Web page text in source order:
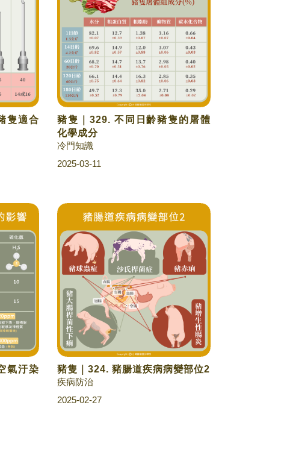
隻適合
豬隻｜329. 不同日齡豬隻的屠體
化學成分
冷門知識
2025-03-11
氣汙染
豬隻｜324. 豬腸道疾病病變部位2
疾病防治
2025-02-27